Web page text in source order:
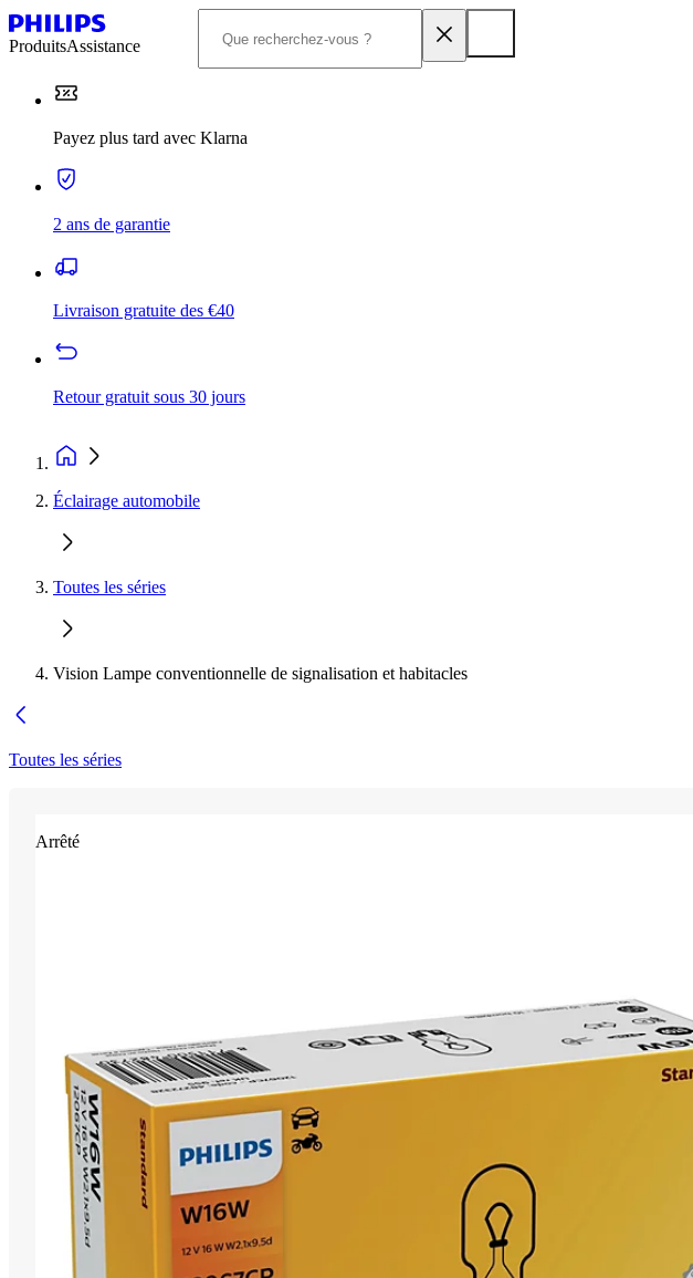
ProduitsAssistance
Payez plus tard avec Klarna
2 ans de garantie
Livraison gratuite des €40
Retour gratuit sous 30 jours
Éclairage automobile
Toutes les séries
Vision Lampe conventionnelle de signalisation et habitacles
Toutes les séries
Arrêté